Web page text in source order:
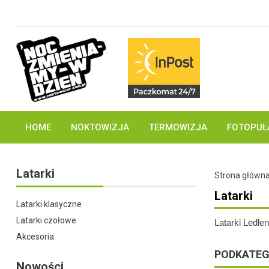
HOME NOKTOWIZJA TERMOWIZJA
Latarki
Latarki klasyczne
Latarki czołowe
Akcesoria
Strona główna
Latarki
Latarki